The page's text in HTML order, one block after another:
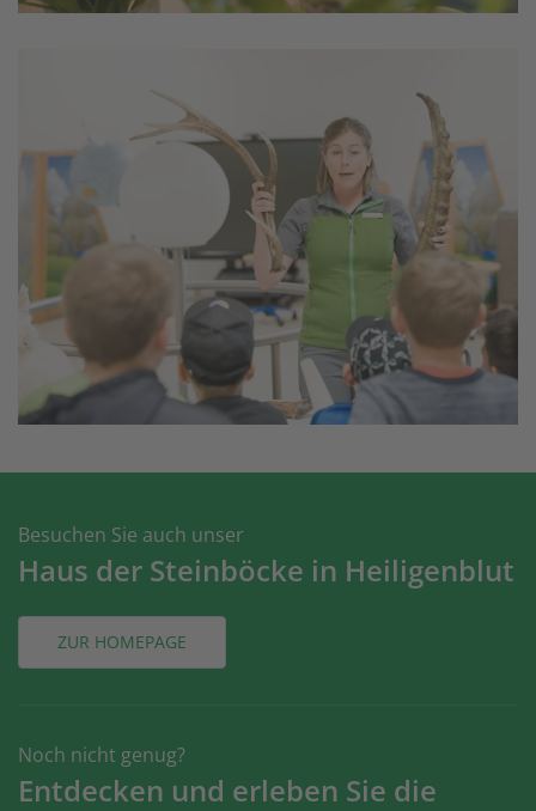
Besuchen Sie auch unser
Haus der Steinböcke in Heiligenblut
ZUR HOMEPAGE
Noch nicht genug?
Entdecken und erleben Sie die